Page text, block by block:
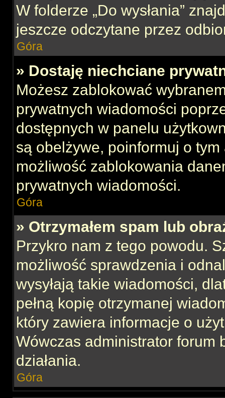
W folderze „Do wysłania”
jeszcze odczytane przez
Góra
» Dostaję niechciane
Możesz zablokować
prywatnych wiadomości
dostępnych w panelu
są obelżywe, poinformuj o
możliwość zablokowania
prywatnych wiadomości.
Góra
» Otrzymałem spam lub
Przykro nam z tego powodu.
możliwość sprawdzenia i
wysyłają takie wiadomości,
pełną kopię otrzymanej
który zawiera informacje o
Wówczas administrator forum
działania.
Góra